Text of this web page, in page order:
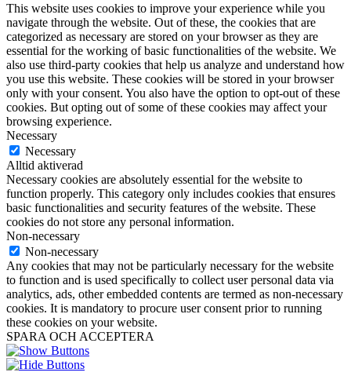
This website uses cookies to improve your experience while you
navigate through the website. Out of these, the cookies that are
categorized as necessary are stored on your browser as they are
essential for the working of basic functionalities of the website. We
also use third-party cookies that help us analyze and understand how
you use this website. These cookies will be stored in your browser
only with your consent. You also have the option to opt-out of these
cookies. But opting out of some of these cookies may affect your
browsing experience.
Necessary
Necessary
Alltid aktiverad
Necessary cookies are absolutely essential for the website to
function properly. This category only includes cookies that ensures
basic functionalities and security features of the website. These
cookies do not store any personal information.
Non-necessary
Non-necessary
Any cookies that may not be particularly necessary for the website
to function and is used specifically to collect user personal data via
analytics, ads, other embedded contents are termed as non-necessary
cookies. It is mandatory to procure user consent prior to running
these cookies on your website.
SPARA OCH ACCEPTERA